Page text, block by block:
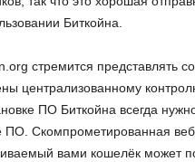
Биткойна.
стремится представлять
централизованному
ПО Биткойна всегда
ПО. Скомпрометированная
вами кошелёк может